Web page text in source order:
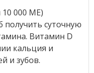
000 МЕ)
получить суточную
Витамин D
кальция и
и зубов.